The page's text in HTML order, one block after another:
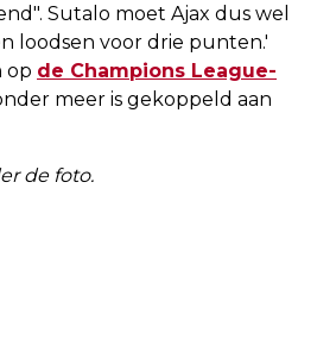
Sutalo moet Ajax dus wel
loodsen voor drie punten.'
op de Champions League-
meer is gekoppeld aan
de foto.